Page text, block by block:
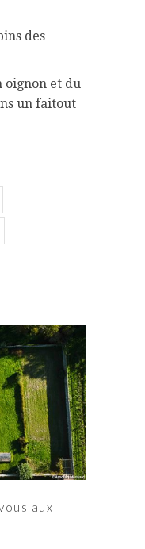
des
oignon et du
un faitout
aux